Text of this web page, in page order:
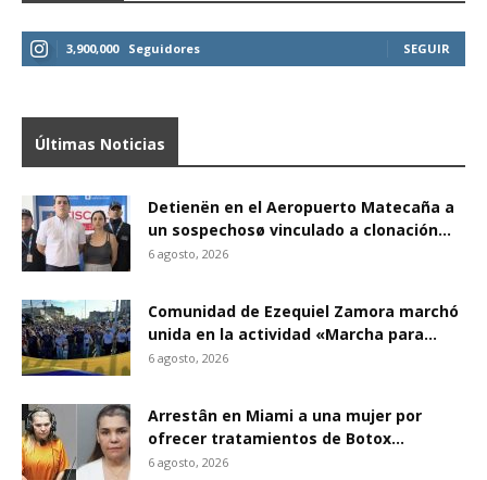
3,900,000 Seguidores SEGUIR
Últimas Noticias
Detienën en el Aeropuerto Matecaña a
un sospechosø vinculado a clonación...
6 agosto, 2026
Comunidad de Ezequiel Zamora marchó
unida en la actividad «Marcha para...
6 agosto, 2026
Arrestân en Miami a una mujer por
ofrecer tratamientos de Botox...
6 agosto, 2026